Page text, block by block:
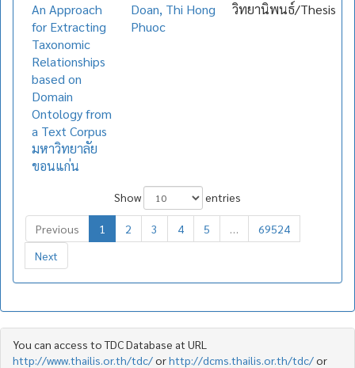
An Approach
for Extracting
Taxonomic
Relationships
based on
Domain
Ontology from
a Text Corpus
มหาวิทยาลัย
ขอนแก่น
Doan, Thi Hong
Phuoc
วิทยานิพนธ์/Thesis
Show entries
Previous 1 2 3 4 5 …
69524
Next
You can access to TDC Database at URL
http://www.thailis.or.th/tdc/orhttp://dcms.thailis.or.th/tdc/or